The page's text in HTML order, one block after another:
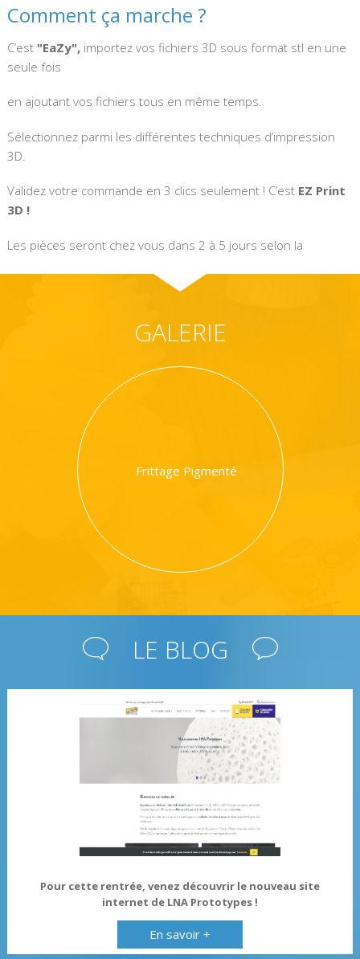
Comment ça marche ?
C’est "EaZy",importez vos fichiers 3D sous format stl en une
seule fois
en ajoutant vos fichiers tous en même temps.
Sélectionnez parmi les différentes techniques d’impression
3D.
Validez votre commande en 3 clics seulement ! C’est EZ Print
3D !
Les pièces seront chez vous dans 2 à 5 jours selon la
GALERIE
LE BLOG
Pour cette rentrée, venez découvrir le nouveau site
internet de LNA Prototypes !
En savoir +